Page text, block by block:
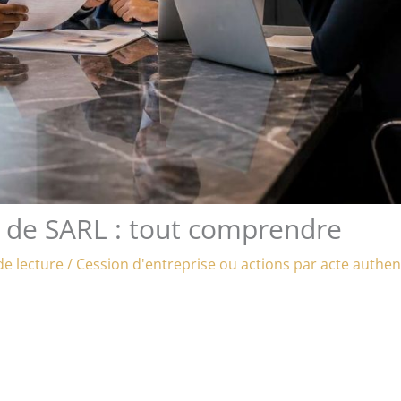
SARL : tout comprendre
lecture/ Cession d'entreprise ou actions par acte